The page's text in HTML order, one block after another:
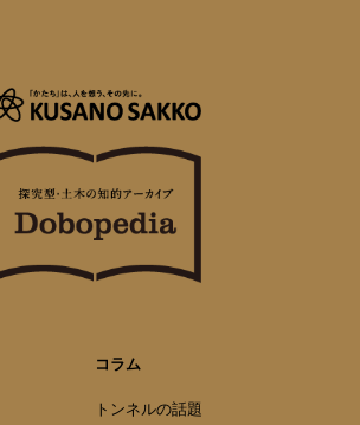
コラム
トンネルの話題